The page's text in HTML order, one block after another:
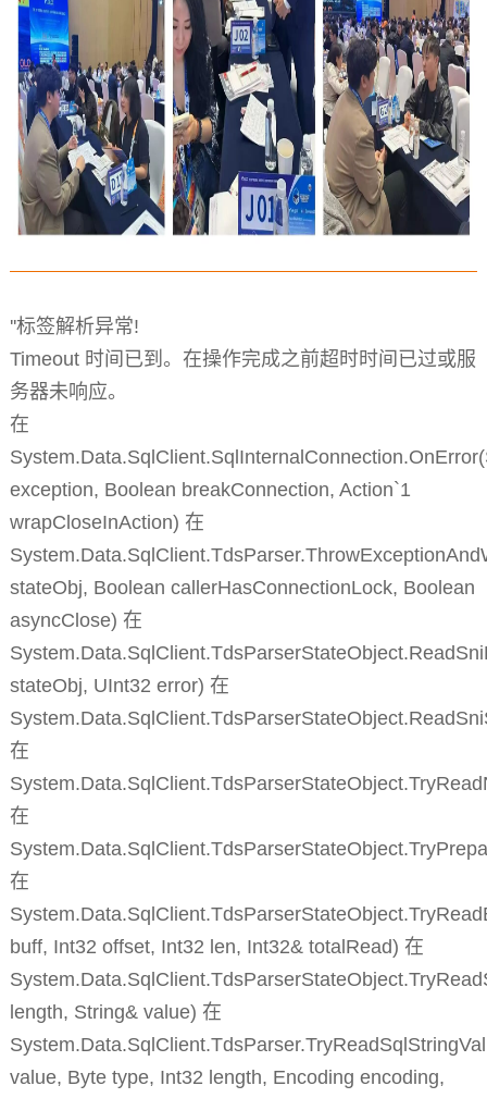
''标签解析异常!
Timeout 时间已到。在操作完成之前超时时间已过或服
务器未响应。
在
exception, Boolean breakConnection, Action`1
wrapCloseInAction) 在
stateObj, Boolean callerHasConnectionLock, Boolean
asyncClose) 在
stateObj, UInt32 error) 在
在
在
在
buff, Int32 offset, Int32 len, Int32& totalRead) 在
length, String& value) 在
value, Byte type, Int32 length, Encoding encoding,